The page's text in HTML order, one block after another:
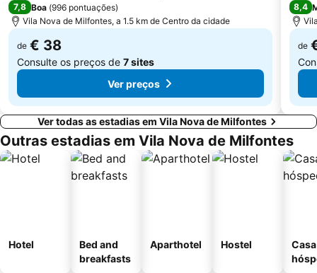
7,8 Boa (996 pontuações)
Vila Nova de Milfontes, a 1.5 km de Centro da cidade
de € 38
Consulte os preços de 7 sites
Ver preços
8,4
de
Ver todas as estadias em Vila Nova de Milfontes
Outras estadias em Vila Nova de Milfontes
Hotel
Bed and
breakfasts
Aparthotel Hostel